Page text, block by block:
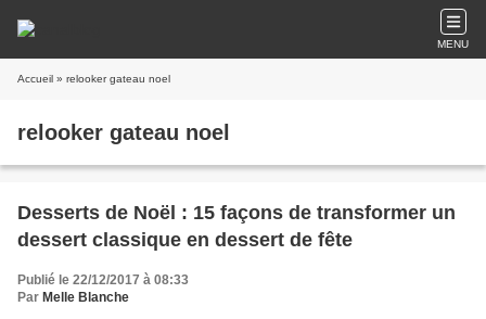
MENU
Accueil » relooker gateau noel
relooker gateau noel
Desserts de Noël : 15 façons de transformer un
dessert classique en dessert de fête
Publié le 22/12/2017 à 08:33
Par Melle Blanche